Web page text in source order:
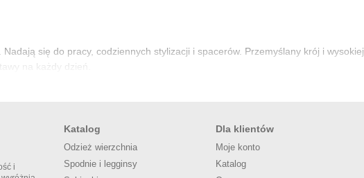
się do pracy, codziennych stylizacji i spacerów. Przemyślany krój i
na każdy dzień.
i
Katalog
Odzież wierzchnia
Spodnie i legginsy
Dla klientów
Moje konto
Katalog